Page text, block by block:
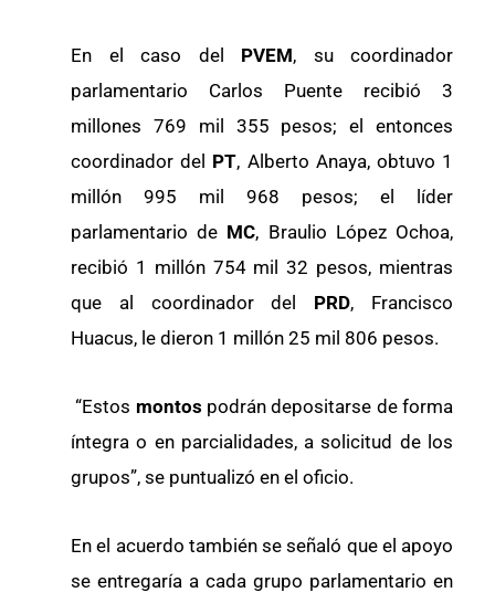
En el caso del PVEM, su coordinador
parlamentario Carlos Puente recibió 3
millones 769 mil 355 pesos; el entonces
coordinador del PT, Alberto Anaya, obtuvo 1
millón 995 mil 968 pesos; el líder
parlamentario de MC, Braulio López Ochoa,
recibió 1 millón 754 mil 32 pesos, mientras
que al coordinador del PRD, Francisco
Huacus, le dieron 1 millón 25 mil 806 pesos.
“Estos montos podrán depositarse de forma
íntegra o en parcialidades, a solicitud de los
grupos”, se puntualizó en el oficio.
En el acuerdo también se señaló que el apoyo
se entregaría a cada grupo parlamentario en